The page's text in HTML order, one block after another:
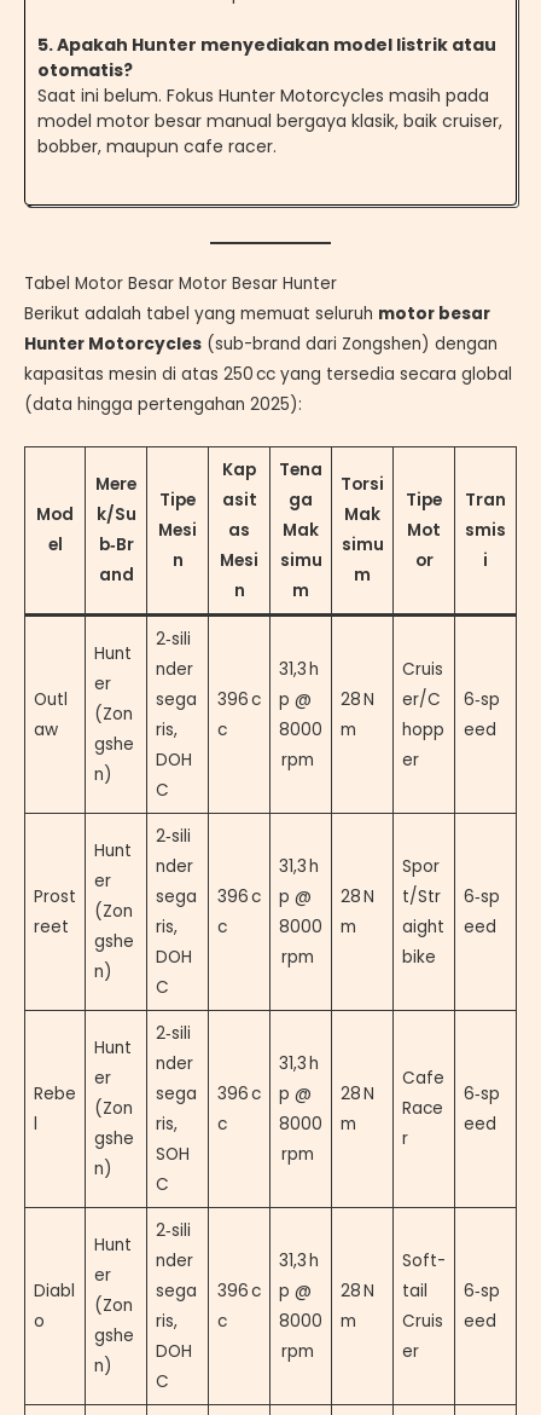
5. Apakah Hunter menyediakan model listrik atau
otomatis?
Saat ini belum. Fokus Hunter Motorcycles masih pada
model motor besar manual bergaya klasik, baik cruiser,
bobber, maupun cafe racer.
Tabel Motor Besar Motor Besar Hunter
Berikut adalah tabel yang memuat seluruh motor besar
Hunter Motorcycles (sub-brand dari Zongshen) dengan
kapasitas mesin di atas 250 cc yang tersedia secara global
(data hingga pertengahan 2025):
Mod
el
Mere
k/Su
b‑Br
and
Tipe
Mesi
n
Kap
asit
as
Mesi
n
Tena
ga
Mak
simu
m
Torsi
Mak
simu
m
Tipe
Mot
or
Tran
smis
i
Outl
aw
Hunt
er
(Zon
gshe
n)
2‑sili
nder
sega
ris,
DOH
C
396 c
c
31,3 h
p @
8000
rpm
28 N
m
Cruis
er/C
hopp
er
6‑sp
eed
Prost
reet
Hunt
er
(Zon
gshe
n)
2‑sili
nder
sega
ris,
DOH
C
396 c
c
31,3 h
p @
8000
rpm
28 N
m
Spor
t/Str
aight
bike
6‑sp
eed
Rebe
l
Hunt
er
(Zon
gshe
n)
2‑sili
nder
sega
ris,
SOH
C
396 c
c
31,3 h
p @
8000
rpm
28 N
m
Cafe
Race
r
6‑sp
eed
Diabl
o
Hunt
er
(Zon
gshe
n)
2‑sili
nder
sega
ris,
DOH
C
396 c
c
31,3 h
p @
8000
rpm
28 N
m
Soft-
tail
Cruis
er
6‑sp
eed